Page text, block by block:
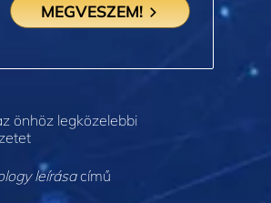
MEGVESZEM!
önhöz legközelebbi
leírásacímű